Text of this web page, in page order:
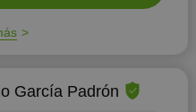
García Padrón